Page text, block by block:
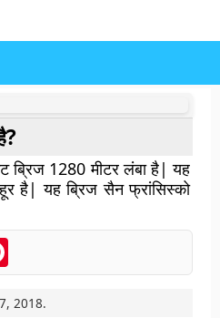
ब्रिज 1280 मीटर लंबा है| यह
है| यह ब्रिज सैन फ्रांसिस्को
Pinterest
2018.